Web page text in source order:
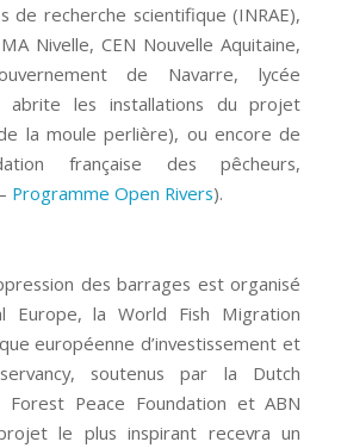
de recherche scientifique (INRAE),
Nivelle, CEN Nouvelle Aquitaine,
de Navarre, lycée
abrite les installations du projet
la moule perlière), ou encore de
française des pêcheurs,
Programme Open Rivers).
des barrages est organisé
Europe, la World Fish Migration
européenne d’investissement et
soutenus par la Dutch
Forest Peace Foundation et ABN
le plus inspirant recevra un